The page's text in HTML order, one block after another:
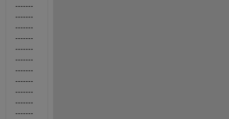
-------
-------
-------
-------
-------
-------
-------
-------
-------
-------
-------